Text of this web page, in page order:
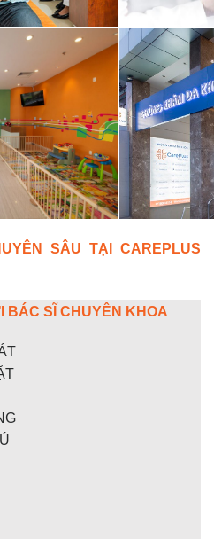
SÂU TẠI CAREPLUS
BÁC SĨ CHUYÊN KHOA